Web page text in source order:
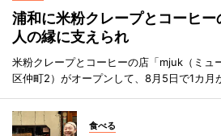
浦和に米粉クレープとコーヒ
人の縁に支えられ
米粉クレープとコーヒーの店「mjuk（ミュ
区仲町2）がオープンして、8月5日で1カ月
食べる